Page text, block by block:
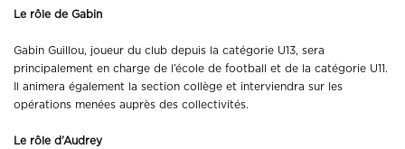
Le rôle de Gabin
Gabin Guillou, joueur du club depuis la catégorie U13, sera
principalement en charge de l’école de football et de la catégorie U11.
Il animera également la section collège et interviendra sur les
opérations menées auprès des collectivités.
Le rôle d’Audrey